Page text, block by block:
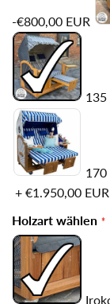
-€800,00 EUR
135
170
+ €1.950,00 EUR
Holzart wählen